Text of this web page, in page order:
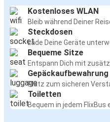
Kostenloses WLAN
Bleib während Deiner
Steckdosen
Lade Deine Geräte
Bequeme Sitze
Entspann Dich mit
Gepäckaufbewahrung
Platz zum sicheren
Toiletten
Bequem in jedem FlixBus